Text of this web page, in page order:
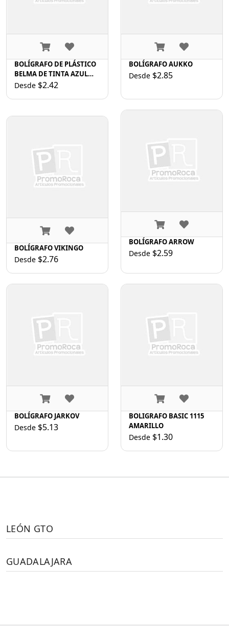
BOLÍGRAFO DE PLÁSTICO
BELMA DE TINTA AZUL
A2321A AMARILLO
Desde $2.42
BOLÍGRAFO AUKKO
Desde $2.85
BOLÍGRAFO VIKINGO
Desde $2.76
BOLÍGRAFO ARROW
Desde $2.59
BOLÍGRAFO JARKOV
Desde $5.13
BOLIGRAFO BASIC 1115
AMARILLO
Desde $1.30
GUADALAJARA
LEÓN GTO